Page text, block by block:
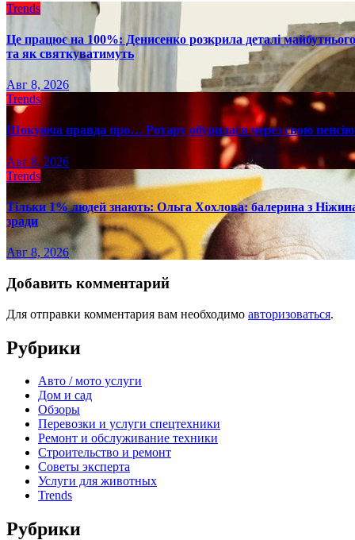
Trends
Це працює на 100%: Денисенко розкрила деталі майбутнього
та як святкуватимуть
Авг 8, 2026
Trends
Шокуюча правда про… Ротару обурилася через свою
Авг 8, 2026
Trends
Тільки 1% людей знають: Ольга Хохлова: балерина з
зради
Авг 8, 2026
Добавить комментарий
Для отправки комментария вам необходимо авторизоваться.
Рубрики
Авто / мото услуги
Дом и сад
Обзоры
Перевозки и услуги спецтехники
Ремонт и обслуживание техники
Строительство и ремонт
Советы эксперта
Услуги для животных
Trends
Рубрики